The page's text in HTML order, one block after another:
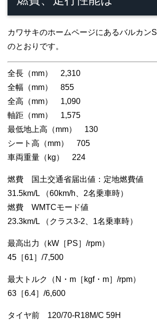
カワサキのホームページにあるバルカン
のとおりです。
全長（mm） 2,310
全幅（mm） 855
全高（mm） 1,090
軸距（mm） 1,575
最低地上高（mm） 130
シート高（mm） 705
車両重量（kg） 224
燃費 国土交通省届出値：定地燃費値
31.5km/L （60km/h、2名乗車時）
燃費 WMTCモード値
23.3km/L （クラス3-2、1名乗車時）
最高出力（kW［PS］/rpm）
45［61］/7,500
最大トルク（N・m［kgf・m］/rpm）
63［6.4］/6,600
タイヤ前 120/70-R18M/C 59H